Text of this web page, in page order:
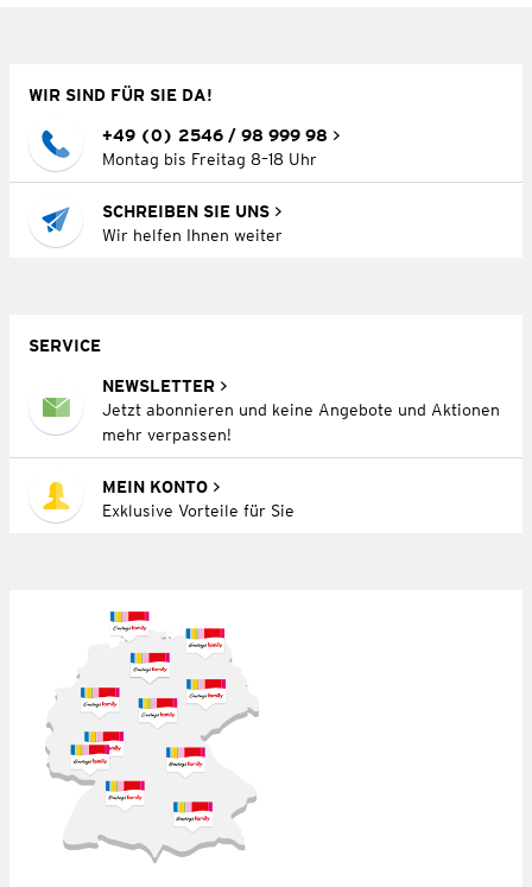
WIR SIND FÜR SIE DA!
+49 (0) 2546 / 98 999 98
Montag bis Freitag 8–18 Uhr
SCHREIBEN SIE UNS
Wir helfen Ihnen weiter
SERVICE
NEWSLETTER
Jetzt abonnieren und keine Angebote und Aktionen
mehr verpassen!
MEIN KONTO
Exklusive Vorteile für Sie